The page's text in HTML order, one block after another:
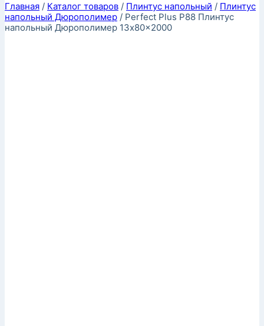
Главная / Каталог товаров / Плинтус напольный / Плинтус
напольный Дюрополимер / Perfect Plus P88 Плинтус
напольный Дюрополимер 13x80x2000